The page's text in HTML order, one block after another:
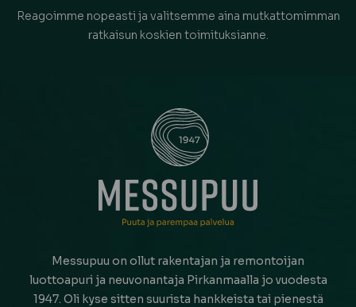
Reagoimme nopeasti ja valitsemme aina mutkattomimman
ratkaisun koskien toimituksianne.
Messupuu on ollut rakentajan ja remontoijan
luottoapuri ja neuvonantaja Pirkanmaalla jo vuodesta
1947. Oli kyse sitten suurista hankkeista tai pienestä